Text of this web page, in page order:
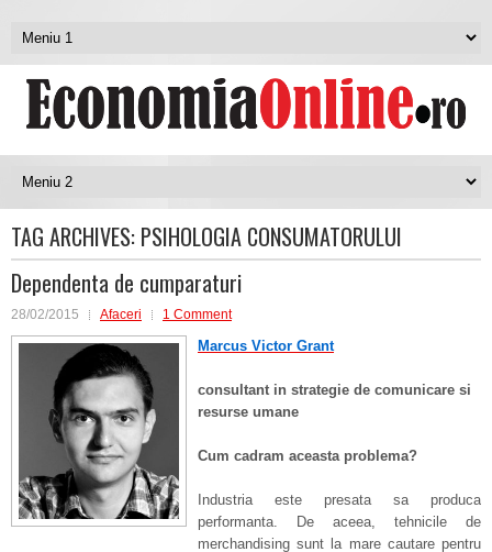
TAG ARCHIVES: PSIHOLOGIA CONSUMATORULUI
Dependenta de cumparaturi
28/02/2015 Afaceri 1 Comment
Marcus Victor Grant
consultant in strategie de comunicare si
resurse umane
Cum cadram aceasta problema?
Industria este presata sa produca
performanta. De aceea, tehnicile de
merchandising sunt la mare cautare pentru